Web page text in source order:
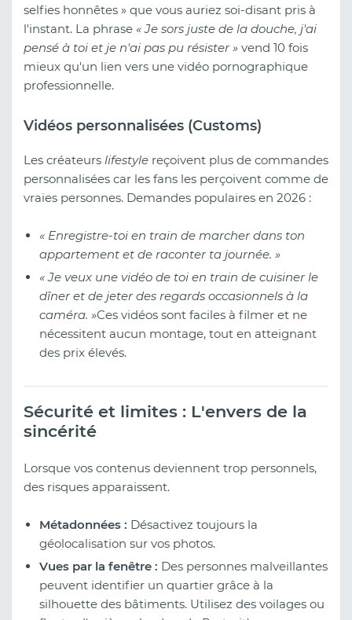
selfies honnêtes » que vous auriez soi-disant pris à
l'instant. La phrase « Je sors juste de la douche, j'ai
pensé à toi et je n'ai pas pu résister » vend 10 fois
mieux qu'un lien vers une vidéo pornographique
professionnelle.
Vidéos personnalisées (Customs)
Les créateurs lifestyle reçoivent plus de commandes
personnalisées car les fans les perçoivent comme de
vraies personnes. Demandes populaires en 2026 :
« Enregistre-toi en train de marcher dans ton
appartement et de raconter ta journée. »
« Je veux une vidéo de toi en train de cuisiner le
dîner et de jeter des regards occasionnels à la
caméra. »Ces vidéos sont faciles à filmer et ne
nécessitent aucun montage, tout en atteignant
des prix élevés.
Sécurité et limites : L'envers de la
sincérité
Lorsque vos contenus deviennent trop personnels,
des risques apparaissent.
Métadonnées : Désactivez toujours la
géolocalisation sur vos photos.
Vues par la fenêtre : Des personnes malveillantes
peuvent identifier un quartier grâce à la
silhouette des bâtiments. Utilisez des voilages ou